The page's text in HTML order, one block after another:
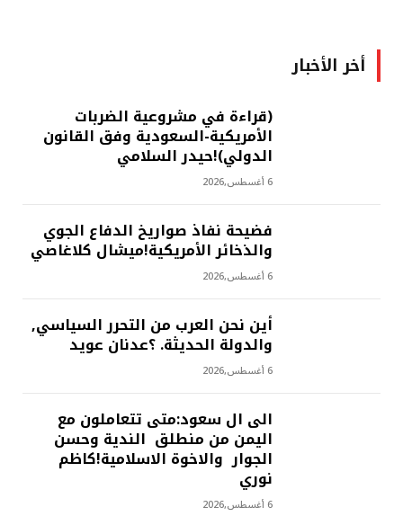
أخر الأخبار
(قراءة في مشروعية الضربات
الأمريكية-السعودية وفق القانون
الدولي)!حيدر السلامي
6 أغسطس,2026
فضيحة نفاذ صواريخ الدفاع الجوي
والذخائر الأمريكية!ميشال كلاغاصي
6 أغسطس,2026
أين نحن العرب من التحرر السياسي,
والدولة الحديثة. ؟عدنان عويد
6 أغسطس,2026
الى ال سعود:متى تتعاملون مع
اليمن من منطلق الندية وحسن
الجوار والاخوة الاسلامية!كاظم
نوري
6 أغسطس,2026